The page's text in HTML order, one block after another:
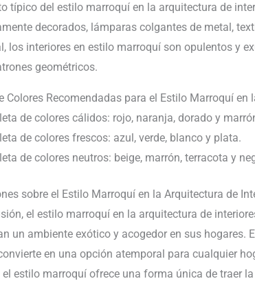
típico del estilo marroquí en la arquitectura de
decorados, lámparas colgantes de metal,
los interiores en estilo marroquí son opulentos y
geométricos.
Colores Recomendadas para el Estilo Marroquí en
de colores cálidos: rojo, naranja, dorado y
de colores frescos: azul, verde, blanco y plata.
de colores neutros: beige, marrón, terracota y
sobre el Estilo Marroquí en la Arquitectura de
el estilo marroquí en la arquitectura de
un ambiente exótico y acogedor en sus hogares.
en una opción atemporal para cualquier
estilo marroquí ofrece una forma única de traer